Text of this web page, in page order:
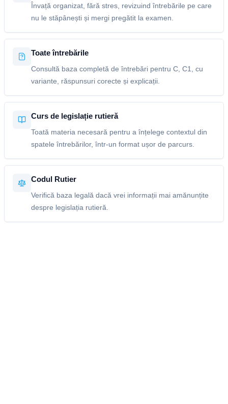
Învață organizat, fără stres, revizuind întrebările pe care
nu le stăpânești și mergi pregătit la examen.
Toate întrebările
Consultă baza completă de întrebări pentru C, C1, cu
variante, răspunsuri corecte și explicații.
Curs de legislație rutieră
Toată materia necesară pentru a înțelege contextul din
spatele întrebărilor, într-un format ușor de parcurs.
Codul Rutier
Verifică baza legală dacă vrei informații mai amănunțite
despre legislația rutieră.